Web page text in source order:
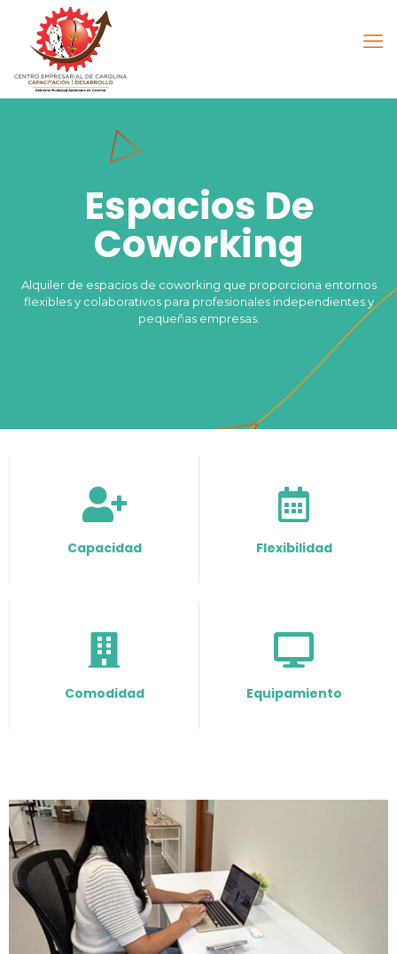
Espacios De
Coworking
Alquiler de espacios de coworking que proporciona entornos
flexibles y colaborativos para profesionales independientes y
pequeñas empresas.
Capacidad Flexibilidad
Comodidad Equipamiento